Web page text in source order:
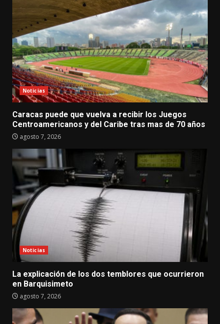
Noticias
Caracas puede que vuelva a recibir los Juegos
Centroamericanos y del Caribe tras mas de 70 años
agosto 7, 2026
Noticias
La explicación de los dos temblores que ocurrieron
en Barquisimeto
agosto 7, 2026